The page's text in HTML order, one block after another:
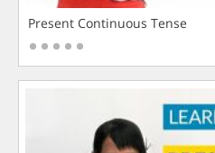
Present Continuous Tense